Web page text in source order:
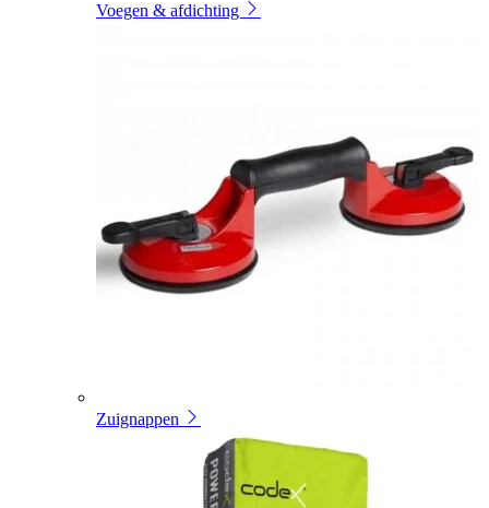
Voegen & afdichting
Zuignappen